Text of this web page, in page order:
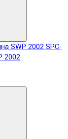
SPC-
2002